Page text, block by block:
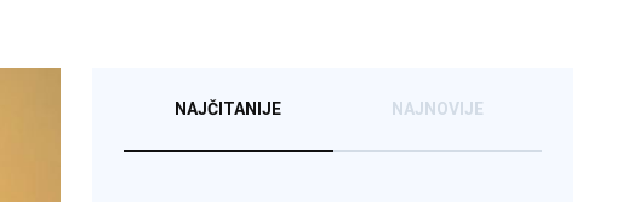
NAJČITANIJE NAJNOVIJE